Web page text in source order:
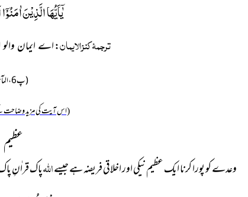
یٰۤاَیُّهَا الَّذِیْنَ
ترجمۂ کنزالایمان:اے ایمان
(پ6، المآئدۃ:1)
(اس آیت کی مزید وضاحت
عظیم
وعدے کو پورا کرنا ایک عظیم نیکی اور اخلاقی فریضہ ہے جیسےاللہپاک قراٰنِ